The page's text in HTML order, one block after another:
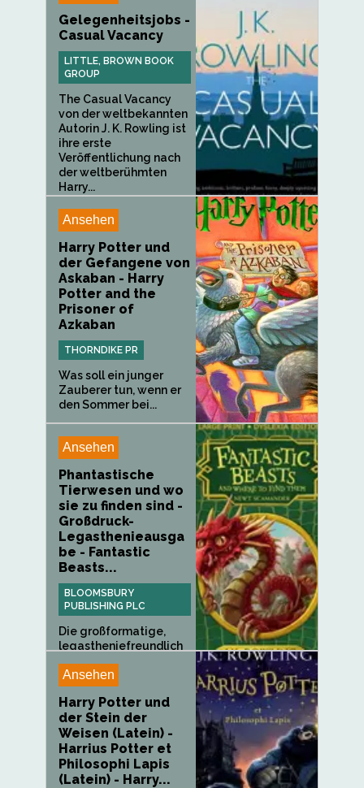
Gelegenheitsjobs -
Casual Vacancy
LITTLE, BROWN BOOK
GROUP
The Casual Vacancy
von der weltbekannten
Autorin J. K. Rowling ist
ihre erste
Veröffentlichung nach
der weltberühmten
Harry...
Ansehen
Harry Potter und
der Gefangene von
Askaban - Harry
Potter and the
Prisoner of
Azkaban
THORNDIKE PR
Was soll ein junger
Zauberer tun, wenn er
den Sommer bei...
Ansehen
Phantastische
Tierwesen und wo
sie zu finden sind -
Großdruck-
Legasthenieausga
be - Fantastic
Beasts...
BLOOMSBURY
PUBLISHING PLC
Die großformatige,
legastheniefreundlich
Ansehen
Harry Potter und
der Stein der
Weisen (Latein) -
Harrius Potter et
Philosophi Lapis
(Latein) - Harry...